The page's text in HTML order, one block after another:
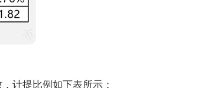
计提比例如下表所示：